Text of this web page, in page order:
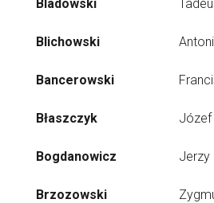
Bladowski
Blichowski Antoni
Bancerowski
Błaszczyk Józef
Bogdanowicz Jerzy
Brzozowski